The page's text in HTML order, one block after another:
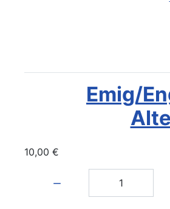
Emig/
10,00 €